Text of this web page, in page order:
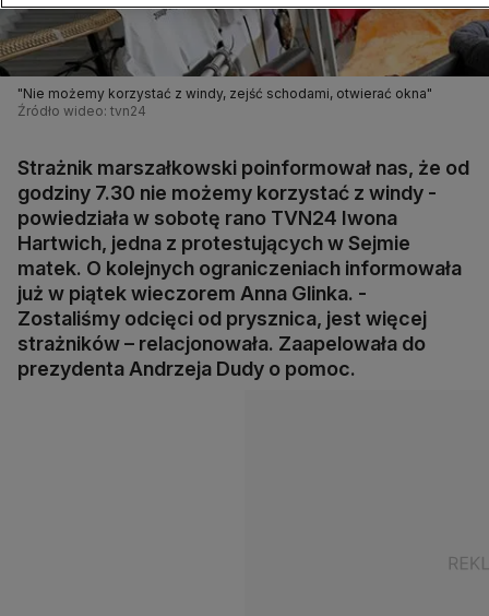
"Nie możemy korzystać z windy, zejść schodami, otwierać okna"
Źródło wideo: tvn24
Strażnik marszałkowski poinformował nas, że od
godziny 7.30 nie możemy korzystać z windy -
powiedziała w sobotę rano TVN24 Iwona
Hartwich, jedna z protestujących w Sejmie
matek. O kolejnych ograniczeniach informowała
już w piątek wieczorem Anna Glinka. -
Zostaliśmy odcięci od prysznica, jest więcej
strażników – relacjonowała. Zaapelowała do
prezydenta Andrzeja Dudy o pomoc.